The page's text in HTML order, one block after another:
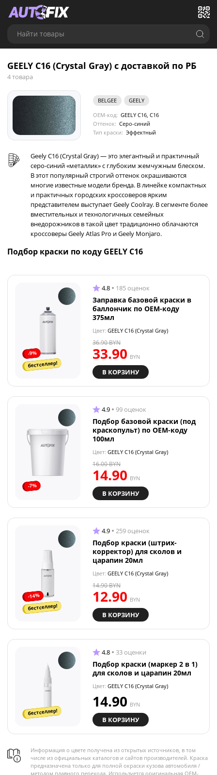
Найти товары
GEELY C16 (Crystal Gray) с доставкой по РБ
4 товара
BELGEE
GEELY
OEM-код: GEELY C16, C16
Оттенок: Серо-синий
Тип краски: Эффектный
Geely C16 (Crystal Gray) — это элегантный и практичный
серо-синий «металлик» с глубоким жемчужным блеском.
В этот популярный строгий оттенок окрашиваются
многие известные модели бренда. В линейке компактных
и практичных городских кроссоверов ярким
представителем выступает Geely Coolray. В сегменте более
вместительных и технологичных семейных
внедорожников в такой цвет традиционно облачаются
кроссоверы Geely Atlas Pro и Geely Monjaro.
Подбор краски по коду GEELY C16
-9%
бестселлер!
4.8 185 оценок
Заправка базовой краски в
баллончик по OEM-коду
375мл
Цвет: GEELY C16 (Crystal Gray)
33.90 BYN
36.90BYN
В КОРЗИНУ
-7%
4.9 99 оценок
Подбор базовой краски (под
краскопульт) по OEM-коду
100мл
Цвет: GEELY C16 (Crystal Gray)
14.90 BYN
16.00BYN
В КОРЗИНУ
-14%
бестселлер!
4.9 259 оценок
Подбор краски (штрих-
корректор) для сколов и
царапин 20мл
Цвет: GEELY C16 (Crystal Gray)
12.90 BYN
14.90BYN
В КОРЗИНУ
бестселлер!
4.8 33 оценки
Подбор краски (маркер 2 в 1)
для сколов и царапин 20мл
Цвет: GEELY C16 (Crystal Gray)
14.90 BYN
В КОРЗИНУ
Информация о цвете получена из открытых источников, в том
числе из официальных каталогов и сайтов производителей. Краска
предназначена только для полной окраски кузова автомобиля /
методом плавного перехода. Используется оригинальная OEM-